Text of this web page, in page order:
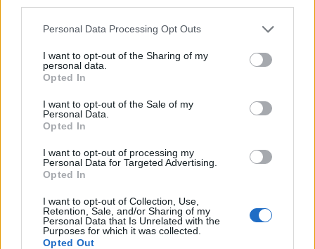
Personal Data Processing Opt Outs
I want to opt-out of the Sharing of my
personal data.
Opted In
I want to opt-out of the Sale of my
Personal Data.
Opted In
I want to opt-out of processing my
Personal Data for Targeted Advertising.
Opted In
I want to opt-out of Collection, Use,
Retention, Sale, and/or Sharing of my
Personal Data that Is Unrelated with the
Purposes for which it was collected.
Opted Out
12:05
Κρήτη: Στην εισαγγελία ο φάκελος για τον τουρίστα με τις
ανήθικες προτάσεις - Τι λέει η ΕΛ.ΑΣ για τη 10χρονη
«Η θάλασσα βάφτηκε καφέ»: Δυσοσμία και λύματα μια
"ανάσα" από το Κούλε (photos)
απεγκλώβισαν άτομο
Στις Βρύσες το 2ο Φεστιβάλ Κρηνών με Μαρία Κώτη
Κωστή Αβυσσινό